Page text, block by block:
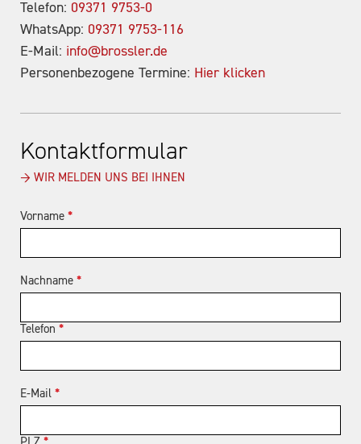
Telefon: 09371 9753-0
WhatsApp: 09371 9753-116
E-Mail: info@brossler.de
Personenbezogene Termine: Hier klicken
Kontaktformular
→ WIR MELDEN UNS BEI IHNEN
Vorname *
Nachname *
Telefon *
E-Mail *